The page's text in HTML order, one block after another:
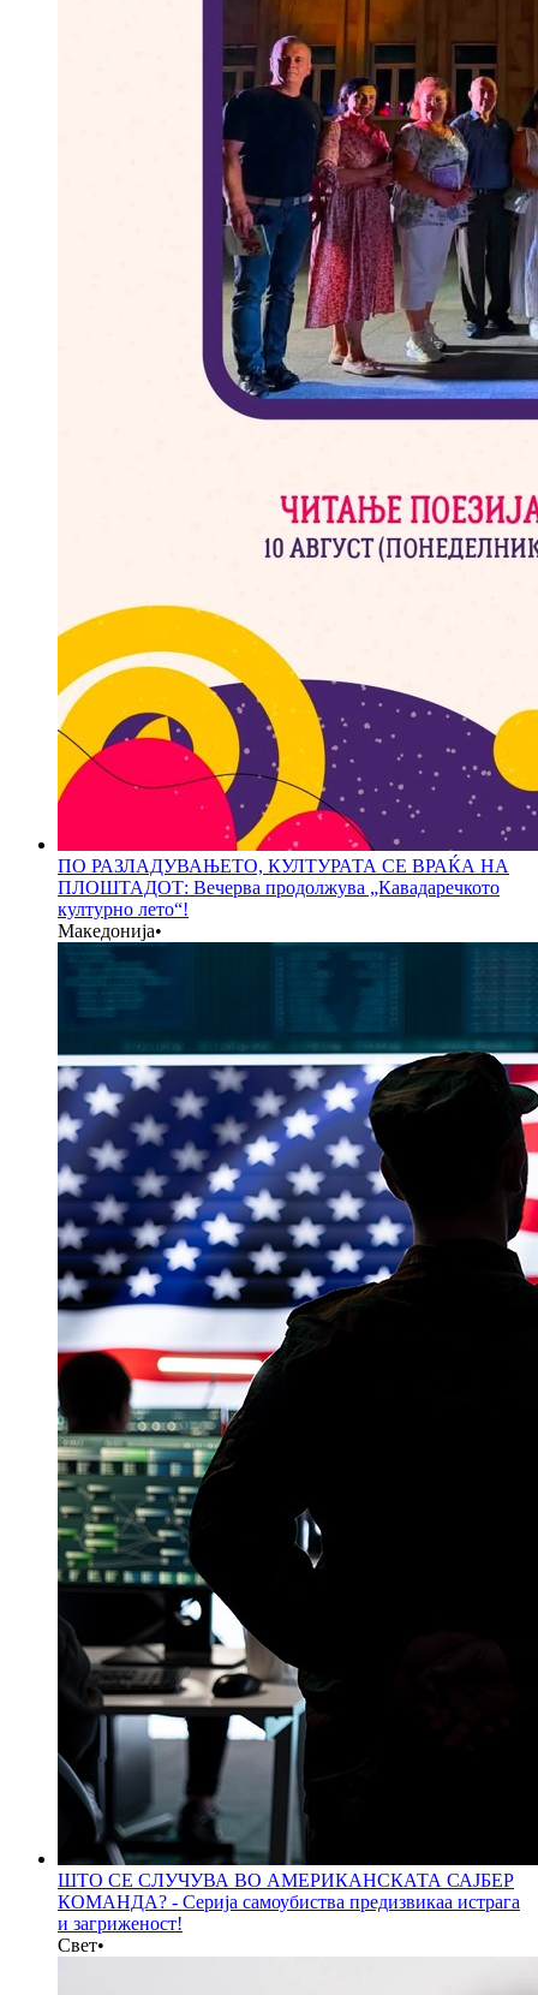
ПО РАЗЛАДУВАЊЕТО, КУЛТУРАТА СЕ ВРАЌА НА
ПЛОШТАДОТ: Вечерва продолжува „Кавадаречкото
културно лето“!
Македонија•
ШТО СЕ СЛУЧУВА ВО АМЕРИКАНСКАТА САЈБЕР
КОМАНДА? - Серија самоубиства предизвикаа истрага
и загриженост!
Свет•